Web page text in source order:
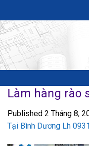
to
content
Làm hàng rào
Published 2 Tháng 8,
Tại Bình Dương Lh